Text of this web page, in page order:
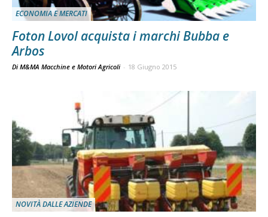
ECONOMIA E MERCATI
Foton Lovol acquista i marchi Bubba e
Arbos
Di M&MA Macchine e Motori Agricoli - 18 Giugno 2015
NOVITÀ DALLE AZIENDE